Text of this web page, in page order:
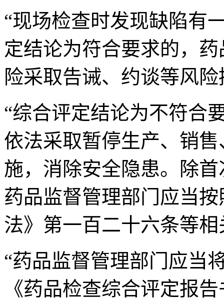
“现场检查时发现缺陷有
定结论为符合要求的，
险采取告诫、约谈等风
“综合评定结论为不符合
依法采取暂停生产、销
施，消除安全隐患。除
药品监督管理部门应当
法》第一百二十六条等
“药品监督管理部门应当
《药品检查综合评定报